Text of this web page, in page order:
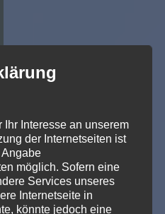
Interesse an unserem
der Internetseiten ist
möglich. Sofern eine
Services unseres
Internetseite in
könnte jedoch eine